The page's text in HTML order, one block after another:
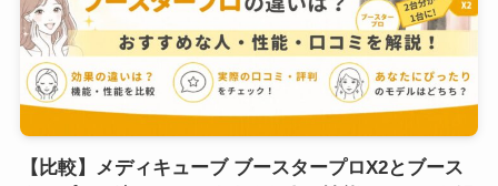
【比較】メディキューブ ブースタープロX2とブース